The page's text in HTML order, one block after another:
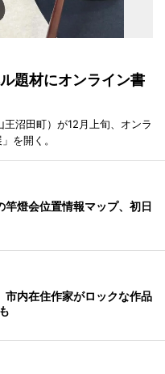
題材にオンライン書
沼田町）が12月上旬、オンラ
を開く。
竿燈会位置情報マップ、初日
内在住作家がロックな作品